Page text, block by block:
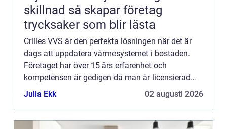
skillnad så skapar företag
trycksaker som blir lästa
Crilles VVS är den perfekta lösningen när det är
dags att uppdatera värmesystemet i bostaden.
Företaget har över 15 års erfarenhet och
kompetensen är gedigen då man är licensierad
både inom rörmokeri och kyla. Företaget är
Julia Ekk 02 augusti 2026